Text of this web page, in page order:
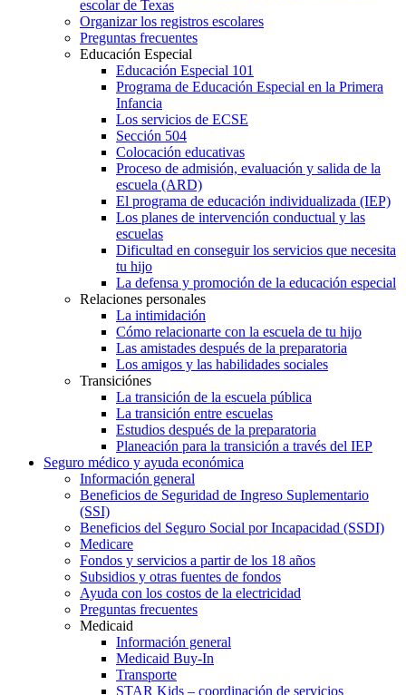
escolar de Texas
Organizar los registros escolares
Preguntas frecuentes
Educación Especial
Educación Especial 101
Programa de Educación Especial en la Primera
Infancia
Los servicios de ECSE
Sección 504
Colocación educativas
Proceso de admisión, evaluación y salida de la
escuela (ARD)
El programa de educación individualizada (IEP)
Los planes de intervención conductual y las
escuelas
Dificultad en conseguir los servicios que necesita
tu hijo
La defensa y promoción de la educación especial
Relaciones personales
La intimidación
Cómo relacionarte con la escuela de tu hijo
Las amistades después de la preparatoria
Los amigos y las habilidades sociales
Transiciónes
La transición de la escuela pública
La transición entre escuelas
Estudios después de la preparatoria
Planeación para la transición a través del IEP
Seguro médico y ayuda económica
Información general
Beneficios de Seguridad de Ingreso Suplementario
(SSI)
Beneficios del Seguro Social por Incapacidad (SSDI)
Medicare
Fondos y servicios a partir de los 18 años
Subsidios y otras fuentes de fondos
Ayuda con los costos de la electricidad
Preguntas frecuentes
Medicaid
Información general
Medicaid Buy-In
Transporte
STAR Kids – coordinación de servicios